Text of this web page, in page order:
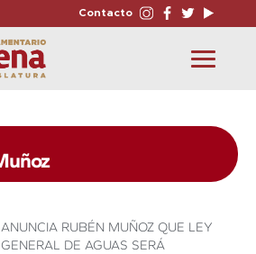
Contacto
Toggle
navigation
ANUNCIA RUBÉN MUÑOZ QUE LEY
GENERAL DE AGUAS SERÁ